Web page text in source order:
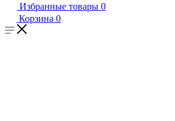
Избранные товары 0
Корзина 0